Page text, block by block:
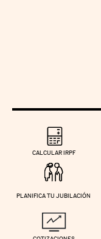
CALCULAR IRPF
PLANIFICA TU JUBILACIÓN